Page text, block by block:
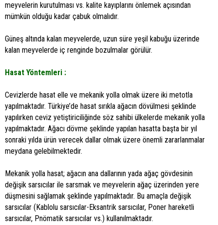
meyvelerin kurutulması vs. kalite kayıplarını önlemek açısından
mümkün olduğu kadar çabuk olmalıdır.
Güneş altında kalan meyvelerde, uzun süre yeşil kabuğu üzerinde
kalan meyvelerde iç renginde bozulmalar görülür.
Hasat Yöntemleri :
Cevizlerde hasat elle ve mekanik yolla olmak üzere iki metotla
yapılmaktadır. Türkiye’de hasat sırıkla ağacın dövülmesi şeklinde
yapılırken ceviz yetiştiriciliğinde söz sahibi ülkelerde mekanik yolla
yapılmaktadır. Ağacı dövme şeklinde yapılan hasatta başta bir yıl
sonraki yılda ürün verecek dallar olmak üzere önemli zararlanmalar
meydana gelebilmektedir.
Mekanik yolla hasat; ağacın ana dallarının yada ağaç gövdesinin
değişik sarsıcılar ile sarsmak ve meyvelerin ağaç üzerinden yere
düşmesini sağlamak şeklinde yapılmaktadır. Bu amaçla değişik
sarsıcılar (Kablolu sarsıcılar-Eksantrik sarsıcılar, Poner hareketli
sarsıcılar, Pnömatik sarsıcılar vs.) kullanılmaktadır.